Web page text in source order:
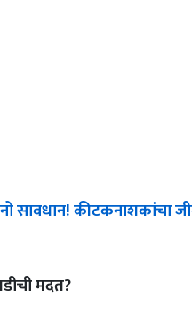
सावधान!कीटकनाशकांचा
मदत?